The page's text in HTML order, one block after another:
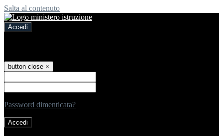
Salta al contenuto
Accedi
button close ×
Password dimenticata?